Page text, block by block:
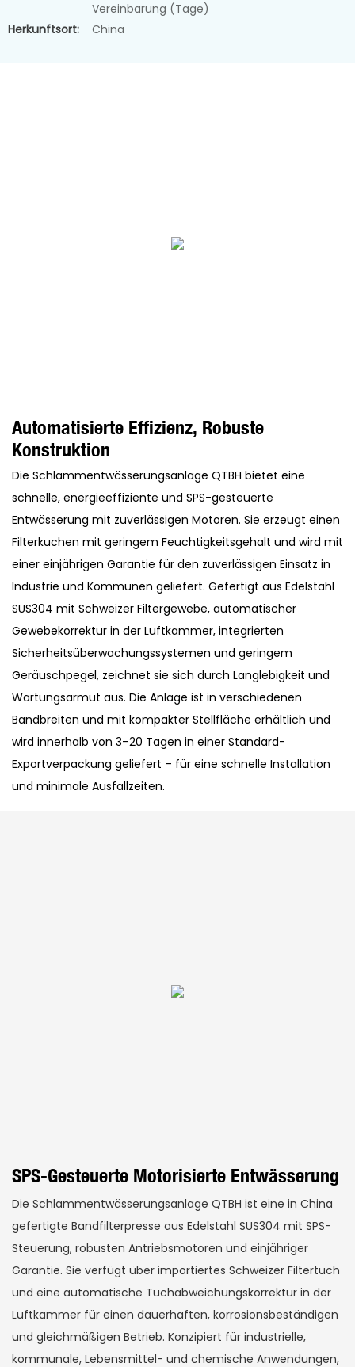
Vereinbarung (Tage)
Herkunftsort:
China
Automatisierte Effizienz, Robuste
Konstruktion
Die Schlammentwässerungsanlage QTBH bietet eine
schnelle, energieeffiziente und SPS-gesteuerte
Entwässerung mit zuverlässigen Motoren. Sie erzeugt einen
Filterkuchen mit geringem Feuchtigkeitsgehalt und wird mit
einer einjährigen Garantie für den zuverlässigen Einsatz in
Industrie und Kommunen geliefert. Gefertigt aus Edelstahl
SUS304 mit Schweizer Filtergewebe, automatischer
Gewebekorrektur in der Luftkammer, integrierten
Sicherheitsüberwachungssystemen und geringem
Geräuschpegel, zeichnet sie sich durch Langlebigkeit und
Wartungsarmut aus. Die Anlage ist in verschiedenen
Bandbreiten und mit kompakter Stellfläche erhältlich und
wird innerhalb von 3–20 Tagen in einer Standard-
Exportverpackung geliefert – für eine schnelle Installation
und minimale Ausfallzeiten.
SPS-Gesteuerte Motorisierte Entwässerung
Die Schlammentwässerungsanlage QTBH ist eine in China
gefertigte Bandfilterpresse aus Edelstahl SUS304 mit SPS-
Steuerung, robusten Antriebsmotoren und einjähriger
Garantie. Sie verfügt über importiertes Schweizer Filtertuch
und eine automatische Tuchabweichungskorrektur in der
Luftkammer für einen dauerhaften, korrosionsbeständigen
und gleichmäßigen Betrieb. Konzipiert für industrielle,
kommunale, Lebensmittel- und chemische Anwendungen,